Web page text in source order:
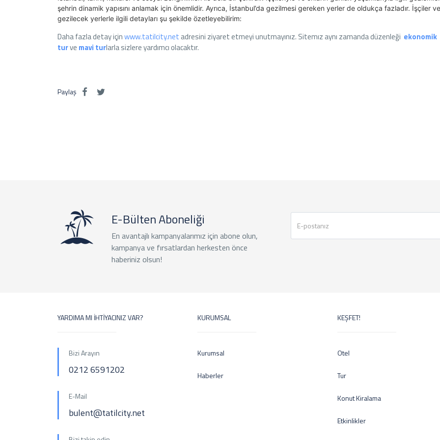
şehrin dinamik yapısını anlamak için önemlidir. Ayrıca, İstanbul’da gezilmesi gereken yerler de oldukça fazladır. İşçiler ve
gezilecek yerlerle ilgili detayları şu şekilde özetleyebilirim:
Daha fazla detay içinwww.tatilcity.net adresini ziyaret etmeyi unutmayınız. Sitemız aynı zamanda düzenleği ekonomik
turve mavi turlarla sizlere yardımcı olacaktır.
Paylaş
E-Bülten Aboneliği
En avantajlı kampanyalarımız için abone olun,
kampanya ve fırsatlardan herkesten önce
haberiniz olsun!
YARDIMA MI İHTİYACINIZ VAR?
Bizi Arayın
0212 6591202
E-Mail
bulent@tatilcity.net
KURUMSAL
Kurumsal
Haberler
KEŞFET!
Otel
Tur
Konut Kiralama
Etkinlikler